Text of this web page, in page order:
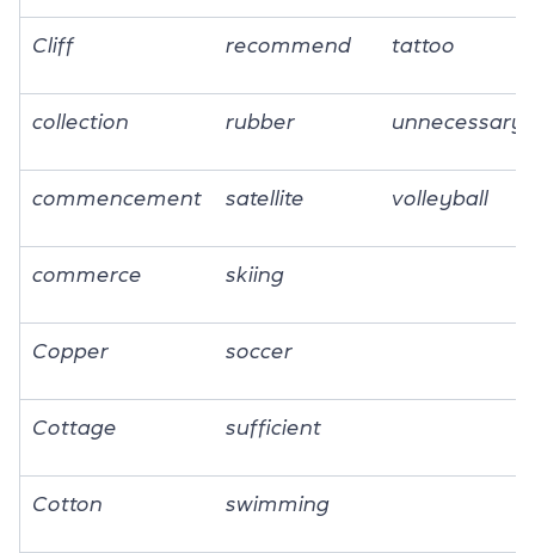
Cliff recommend tattoo
collection rubber unnecessary
commencement satellite volleyball
commerce skiing
Copper soccer
Cottage sufficient
Cotton swimming